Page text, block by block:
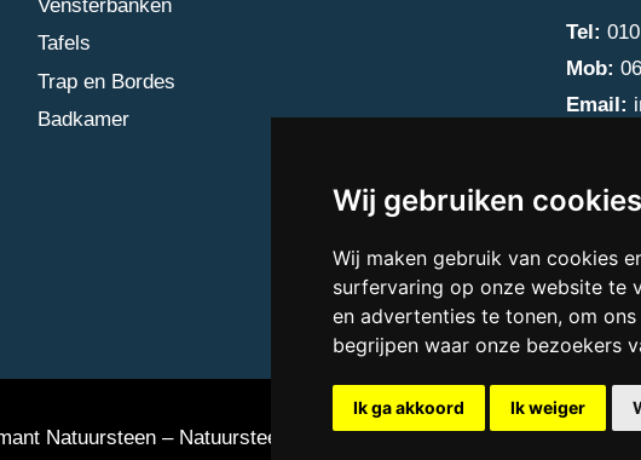
Wij gebruiken cookies
Wij maken gebruik van cookies
surfervaring op onze website te
en advertenties te tonen, om
begrijpen waar onze bezoekers
Ik ga akkoord Ik weiger
Vensterbanken
Tafels
Trap en Bordes
Badkamer
Tel:
Mob:
Email:
Natuursteen – Natuursteen bedrijf Vlaardingen Update cookies